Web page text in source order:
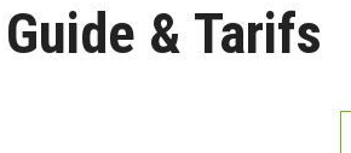
& Tarifs